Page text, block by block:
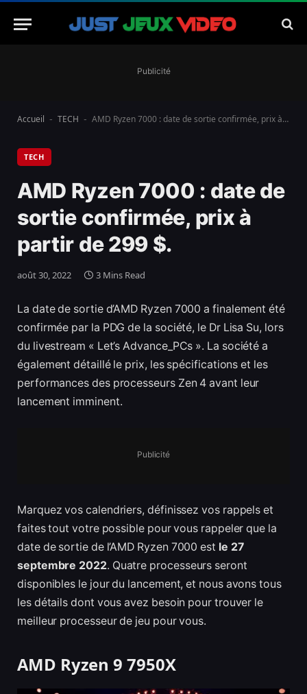
Publicité
Accueil - TECH - AMD Ryzen 7000 : date de sortie confirmée, prix à partir de 299 $.
TECH
AMD Ryzen 7000 : date de
sortie confirmée, prix à
partir de 299 $.
août 30, 2022 3 Mins Read
La date de sortie d’AMD Ryzen 7000 a finalement été
confirmée par la PDG de la société, le Dr Lisa Su, lors
du livestream « Let’s Advance_PCs ». La société a
également détaillé le prix, les spécifications et les
performances des processeurs Zen 4 avant leur
lancement imminent.
Publicité
Marquez vos calendriers, définissez vos rappels et
faites tout votre possible pour vous rappeler que la
date de sortie de l’AMD Ryzen 7000 est le 27
septembre 2022. Quatre processeurs seront
disponibles le jour du lancement, et nous avons tous
les détails dont vous avez besoin pour trouver le
meilleur processeur de jeu pour vous.
AMD Ryzen 9 7950X